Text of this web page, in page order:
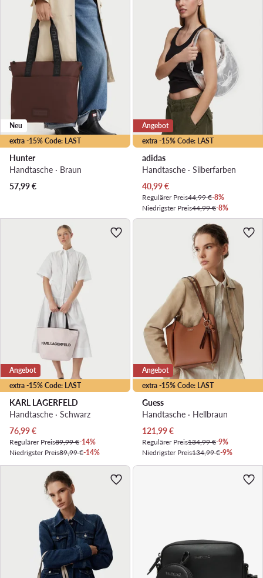
extra -15% Code: LAST
Neu
Hunter
Handtasche · Braun
57,99€
extra -15% Code: LAST
Angebot
adidas
Handtasche · Silberfarben
Aktueller Preis
40,99€
Regulärer Preis44,99 €-8%
Niedrigster Preis44,99 €-8%
extra -15% Code: LAST
Angebot
KARL LAGERFELD
Handtasche · Schwarz
Aktueller Preis
76,99€
Regulärer Preis89,99 €-14%
Niedrigster Preis89,99 €-14%
extra -15% Code: LAST
Angebot
Guess
Handtasche · Hellbraun
Aktueller Preis
121,99€
Regulärer Preis134,99 €-9%
Niedrigster Preis134,99 €-9%